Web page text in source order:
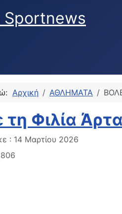
Sportnews
Αρχική ΑΘΛΗΜΑΤΑ
Φιλία
: 14 Μαρτίου 2026